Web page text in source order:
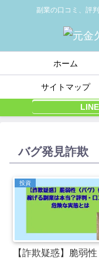
副業の口コミ、評
ホーム
サイトマップ
バグ発見詐欺
投資
【詐欺疑惑】脆弱